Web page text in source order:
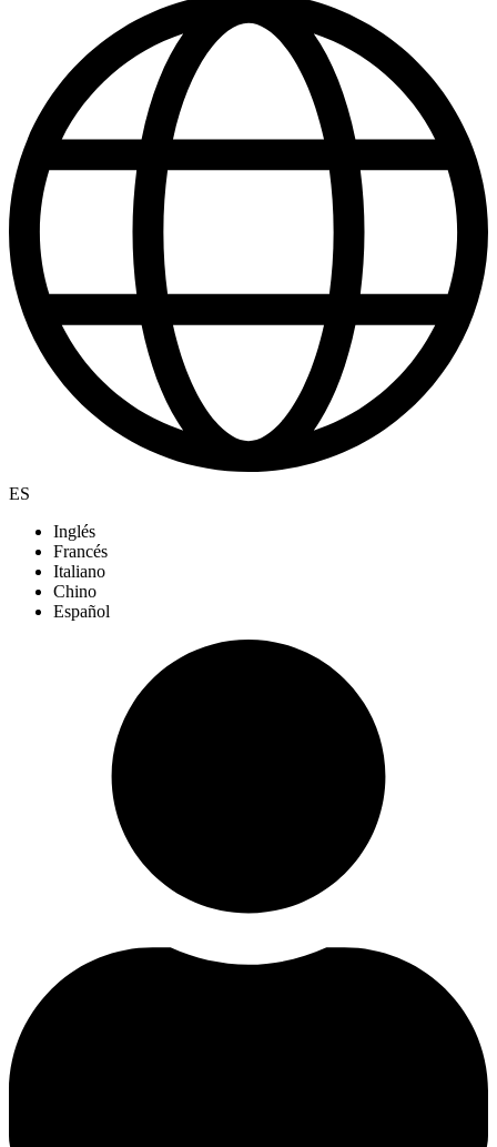
ES
Inglés
Francés
Italiano
Chino
Español